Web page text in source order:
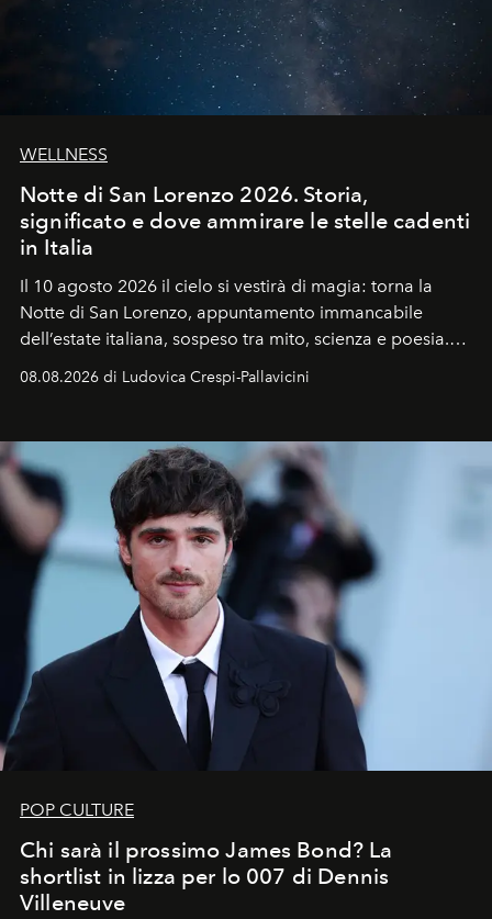
WELLNESS
Notte di San Lorenzo 2026. Storia,
significato e dove ammirare le stelle cadenti
in Italia
Il 10 agosto 2026 il cielo si vestirà di magia: torna la
Notte di San Lorenzo, appuntamento immancabile
dell’estate italiana, sospeso tra mito, scienza e poesia.
Sarà il momento in cui gli occhi si alzano verso la volta
celeste per seguire il passaggio delle
all’universo i desideri più segreti
08.08.2026 di Ludovica Crespi-Pallavicini
POP CULTURE
Chi sarà il prossimo James Bond? La
shortlist in lizza per lo 007 di Dennis
Villeneuve